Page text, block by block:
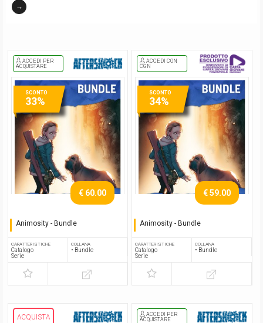
→
ACCEDI PER
ACQUISTARE
Animosity - Bundle
€ 60.00
CARATTERISTICHE
Catalogo
Serie
COLLANA
• Bundle
SCONTO
33%
ACCEDI CON
CGN
Animosity - Bundle
€ 59.00
CARATTERISTICHE
Catalogo
Serie
COLLANA
• Bundle
SCONTO
34%
ACQUISTA
ACCEDI PER
ACQUISTARE